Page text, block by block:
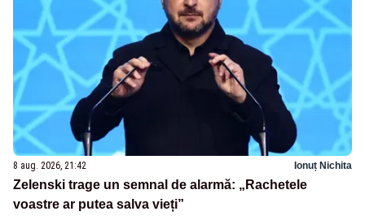
8 aug. 2026, 21:42 Ionuț Nichita
Zelenski trage un semnal de alarmă: „Rachetele
voastre ar putea salva vieți”